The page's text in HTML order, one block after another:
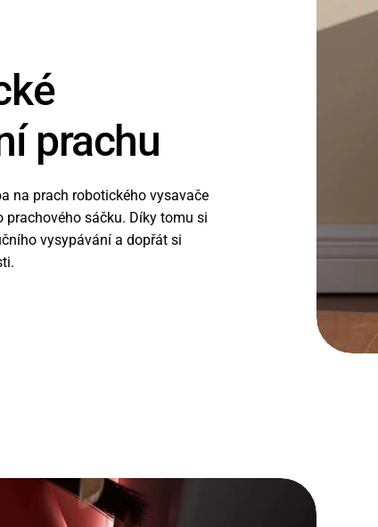
prachu
na prach robotického vysavače
sáčku. Díky tomu si
vysypávání a dopřát si